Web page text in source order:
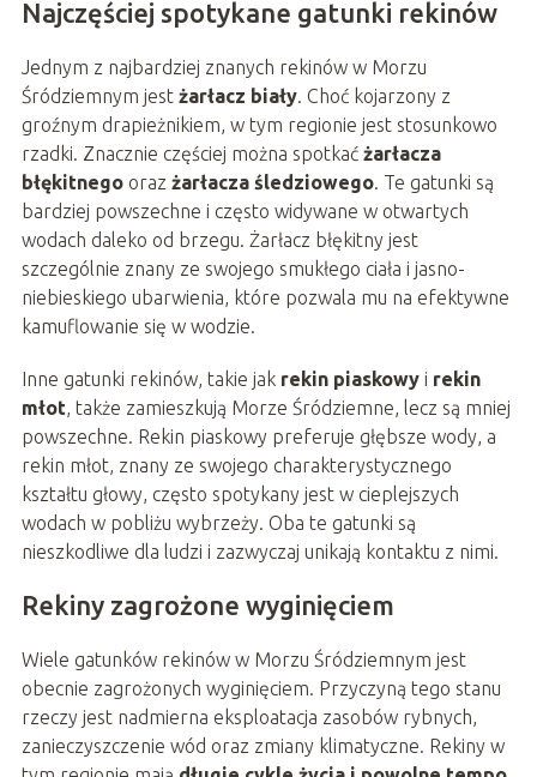
Najczęściej spotykane gatunki rekinów
Jednym z najbardziej znanych rekinów w Morzu
Śródziemnym jest żarłacz biały. Choć kojarzony z
groźnym drapieżnikiem, w tym regionie jest stosunkowo
rzadki. Znacznie częściej można spotkać żarłacza
błękitnegooraz żarłacza śledziowego. Te gatunki są
bardziej powszechne i często widywane w otwartych
wodach daleko od brzegu. Żarłacz błękitny jest
szczególnie znany ze swojego smukłego ciała i jasno-
niebieskiego ubarwienia, które pozwala mu na efektywne
kamuflowanie się w wodzie.
Inne gatunki rekinów, takie jak rekin piaskowyi rekin
młot, także zamieszkują Morze Śródziemne, lecz są mniej
powszechne. Rekin piaskowy preferuje głębsze wody, a
rekin młot, znany ze swojego charakterystycznego
kształtu głowy, często spotykany jest w cieplejszych
wodach w pobliżu wybrzeży. Oba te gatunki są
nieszkodliwe dla ludzi i zazwyczaj unikają kontaktu z nimi.
Rekiny zagrożone wyginięciem
Wiele gatunków rekinów w Morzu Śródziemnym jest
obecnie zagrożonych wyginięciem. Przyczyną tego stanu
rzeczy jest nadmierna eksploatacja zasobów rybnych,
zanieczyszczenie wód oraz zmiany klimatyczne. Rekiny w